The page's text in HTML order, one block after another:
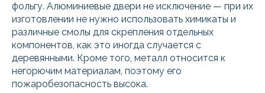
фольгу. Алюминиевые двери не исключение — при их
изготовлении не нужно использовать химикаты и
различные смолы для скрепления отдельных
компонентов, как это иногда случается с
деревянными. Кроме того, металл относится к
негорючим материалам, поэтому его
пожаробезопасность высока.